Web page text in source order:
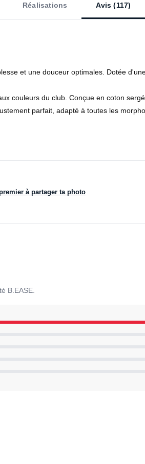
Réalisations Avis (117)
et une douceur optimales. Dotée
couleurs du club. Conçue en coton
parfait, adapté à toutes les
à partager ta photo
B.EASE.